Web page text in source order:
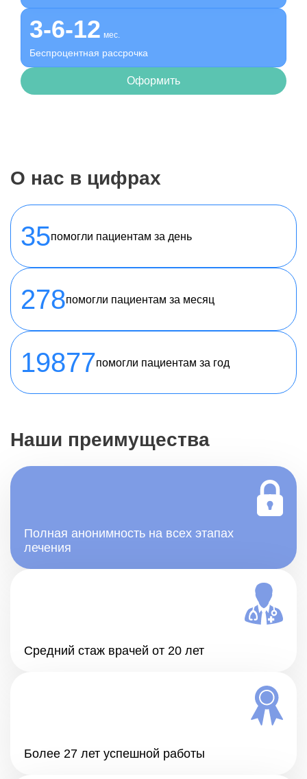
3-6-12 мес.
Беспроцентная рассрочка
Оформить
О нас в цифрах
35помогли пациентам за день
278помогли пациентам за месяц
19877помогли пациентам за год
Наши преимущества
Полная анонимность на всех этапах
лечения
Средний стаж врачей от 20 лет
Более 27 лет успешной работы